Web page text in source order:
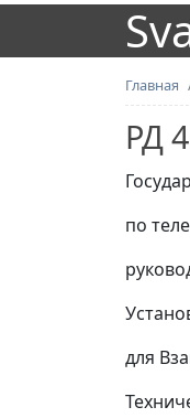
Главная
РД
по
для